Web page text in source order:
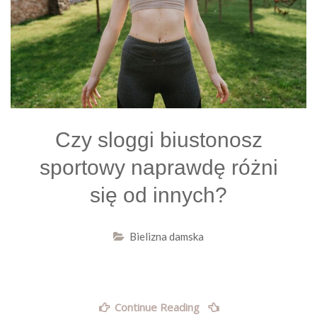
Czy sloggi biustonosz
sportowy naprawdę różni
się od innych?
Bielizna damska
Continue Reading „Czy